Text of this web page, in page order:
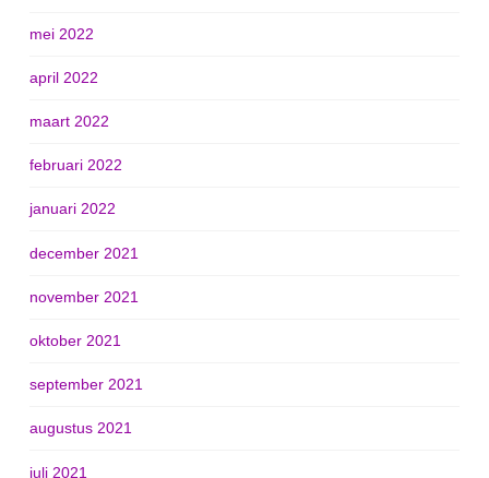
mei 2022
april 2022
maart 2022
februari 2022
januari 2022
december 2021
november 2021
oktober 2021
september 2021
augustus 2021
juli 2021